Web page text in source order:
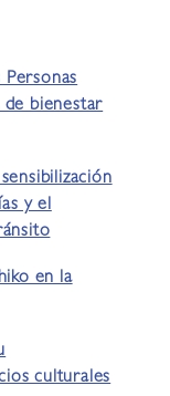
de bienestar
y el
en la
culturales